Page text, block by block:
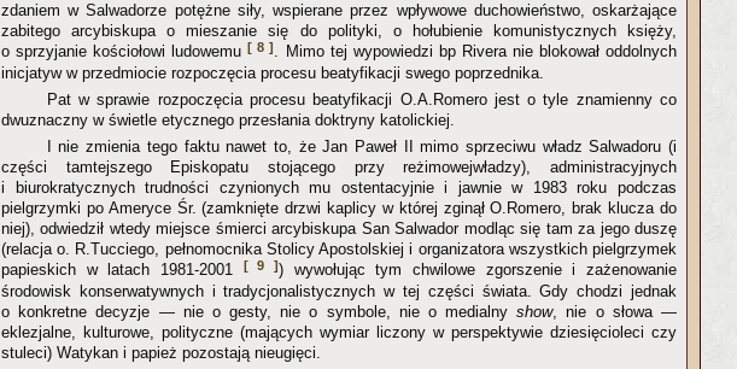
zdaniem w Salwadorze potężne siły, wspierane przez wpływowe duchowieństwo, oskarżające
zabitego arcybiskupa o mieszanie się do polityki, o hołubienie komunistycznych księży,
o sprzyjanie kościołowi ludowemu[ 8 ] . Mimo tej wypowiedzi bp Rivera nie blokował oddolnych
inicjatyw w przedmiocie rozpoczęcia procesu beatyfikacji swego poprzednika.
Pat w sprawie rozpoczęcia procesu beatyfikacji O.A.Romero jest o tyle znamienny co
dwuznaczny w świetle etycznego przesłania doktryny katolickiej.
I nie zmienia tego faktu nawet to, że Jan Paweł II mimo sprzeciwu władz Salwadoru (i
części tamtejszego Episkopatu stojącego przy reżimowejwładzy), administracyjnych
i biurokratycznych trudności czynionych mu ostentacyjnie i jawnie w 1983 roku podczas
pielgrzymki po Ameryce Śr. (zamknięte drzwi kaplicy w której zginął O.Romero, brak klucza do
niej), odwiedził wtedy miejsce śmierci arcybiskupa San Salwador modląc się tam za jego duszę
(relacja o. R.Tucciego, pełnomocnika Stolicy Apostolskiej i organizatora wszystkich pielgrzymek
papieskich w latach 1981-2001
[ 9 ]) wywołując tym chwilowe zgorszenie i zażenowanie
środowisk konserwatywnych i tradycjonalistycznych w tej części świata. Gdy chodzi jednak
o konkretne decyzje — nie o gesty, nie o symbole, nie o medialnyshow, nie o słowa —
eklezjalne, kulturowe, polityczne (mających wymiar liczony w perspektywie dziesięcioleci czy
stuleci) Watykan i papież pozostają nieugięci.